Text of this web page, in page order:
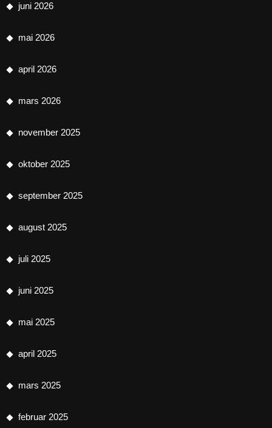
juni 2026
mai 2026
april 2026
mars 2026
november 2025
oktober 2025
september 2025
august 2025
juli 2025
juni 2025
mai 2025
april 2025
mars 2025
februar 2025